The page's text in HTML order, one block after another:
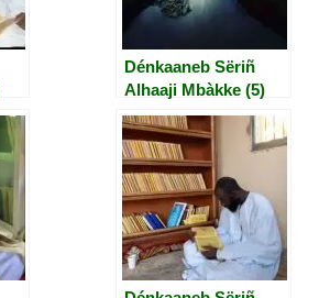
Dénkaaneb Sëriñ
Alhaaji Mbàkke (5)